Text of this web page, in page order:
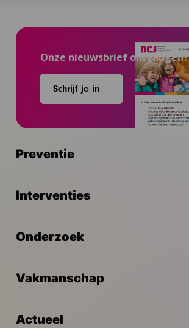
Onze nieuwsbrief ontvangen?
Schrijf je in
Preventie
Interventies
Onderzoek
Vakmanschap
Actueel